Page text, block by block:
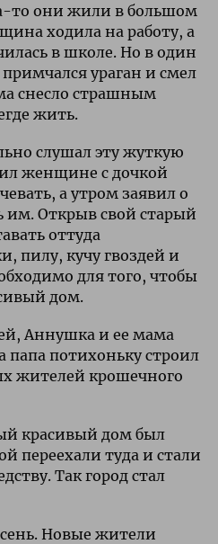
то они жили в большом
ходила на работу, а
в школе. Но в один
ураган и смел
снесло страшным
жить.
слушал эту жуткую
женщине с дочкой
а утром заявил о
им. Открыв свой старый
оттуда
пилу, кучу гвоздей и
для того, чтобы
дом.
Аннушка и ее мама
папа потихоньку строил
жителей крошечного
красивый дом был
переехали туда и стали
Так город стал
Новые жители